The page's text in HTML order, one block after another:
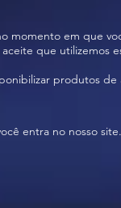
momento em que
que utilizemos
produtos
entra no nosso